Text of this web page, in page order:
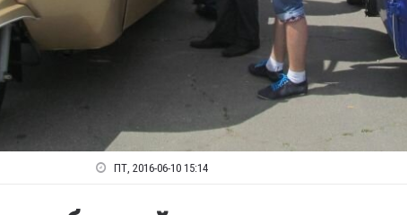
ПТ, 2016-06-10 15:14